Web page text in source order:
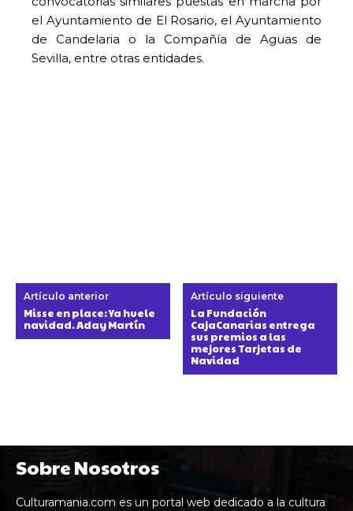
el Ayuntamiento de El Rosario, el Ayuntamiento
de Candelaria o la Compañía de Aguas de
Sevilla, entre otras entidades.
Artículo anterior
Misse en place: Ya huele
navidad. Aday Martín
Artículo siguiente
La Fundación
CajaCanarias entrega
sus premios a las
mejores Tarjetas de
Navidad
Sobre Nosotros
Culturamania.com es un portal web dedicado a la cultura